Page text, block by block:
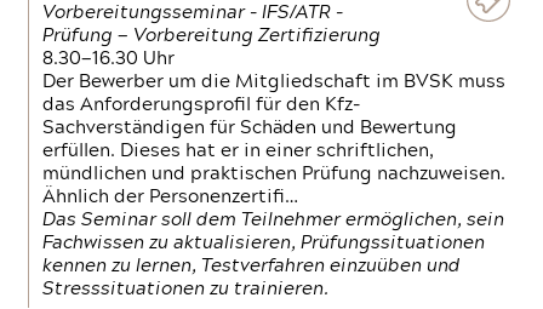
Vorbereitungsseminar - IFS/ATR -
Prüfung — Vorbereitung Zertifizierung
8.30—16.30 Uhr
Der Bewerber um die Mitgliedschaft im BVSK muss
das Anforderungsprofil für den Kfz-
Sachverständigen für Schäden und Bewertung
erfüllen. Dieses hat er in einer schriftlichen,
mündlichen und praktischen Prüfung nachzuweisen.
Ähnlich der Personenzertifi…
Das Seminar soll dem Teilnehmer ermöglichen, sein
Fachwissen zu aktualisieren, Prüfungssituationen
kennen zu lernen, Testverfahren einzuüben und
Stresssituationen zu trainieren.